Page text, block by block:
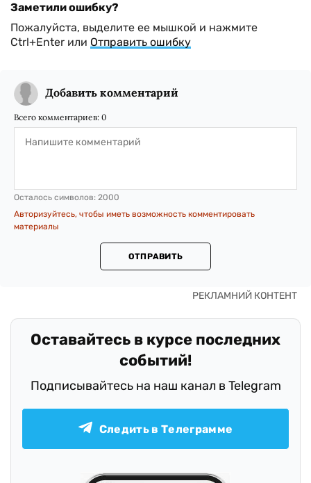
Заметили ошибку?
Пожалуйста, выделите ее мышкой и нажмите
Ctrl+Enter или Отправить ошибку
Добавить комментарий
Всего комментариев: 0
Осталось символов: 2000
Авторизуйтесь, чтобы иметь возможность комментировать
материалы
ОТПРАВИТЬ
Оставайтесь в курсе последних
событий!
Подписывайтесь на наш канал в Telegram
Следить в Телеграмме